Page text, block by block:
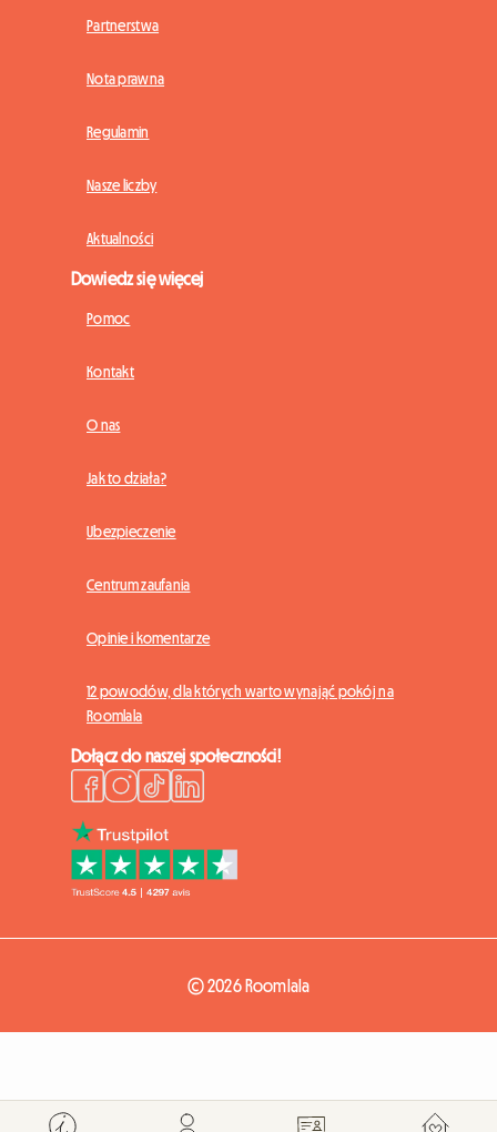
Partnerstwa
Nota prawna
Regulamin
Nasze liczby
Aktualności
Dowiedz się więcej
Pomoc
Kontakt
O nas
Jak to działa?
Ubezpieczenie
Centrum zaufania
Opinie i komentarze
12 powodów, dla których warto wynająć pokój na
Roomlala
Dołącz do naszej społeczności!
© 2026 Roomlala